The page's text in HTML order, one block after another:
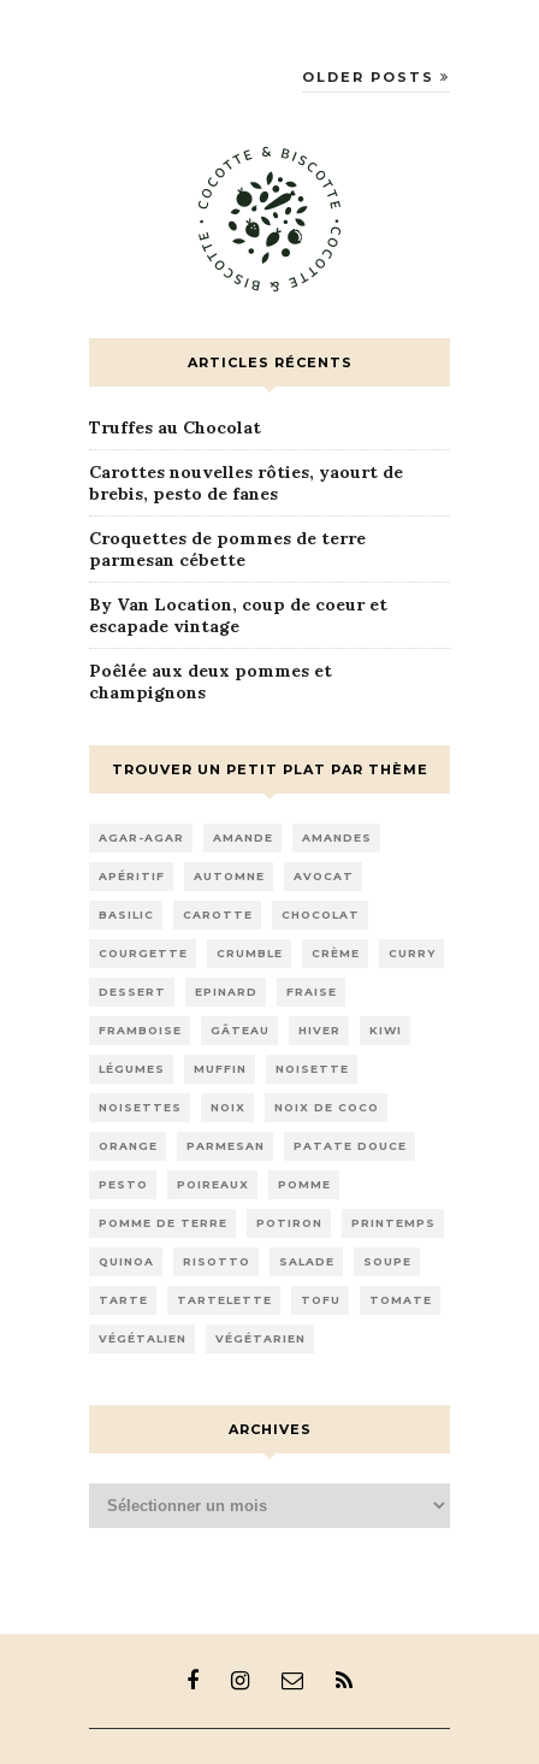
OLDER POSTS
ARTICLES RÉCENTS
Truffes au Chocolat
Carottes nouvelles rôties, yaourt de
brebis, pesto de fanes
Croquettes de pommes de terre
parmesan cébette
By Van Location, coup de coeur et
escapade vintage
Poêlée aux deux pommes et
champignons
TROUVER UN PETIT PLAT PAR THÈME
AGAR-AGAR AMANDE AMANDES
APÉRITIF AUTOMNE AVOCAT
BASILIC CAROTTE CHOCOLAT
COURGETTE CRUMBLE CRÈME CURRY
DESSERT EPINARD FRAISE
FRAMBOISE GÂTEAU HIVER KIWI
LÉGUMES MUFFIN NOISETTE
NOISETTES NOIX NOIX DE COCO
ORANGE PARMESAN PATATE DOUCE
PESTO POIREAUX POMME
POMME DE TERRE POTIRON PRINTEMPS
QUINOA RISOTTO SALADE SOUPE
TARTE TARTELETTE TOFU TOMATE
VÉGÉTALIEN VÉGÉTARIEN
ARCHIVES